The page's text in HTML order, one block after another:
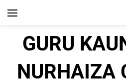
GURU
NURHAIZA